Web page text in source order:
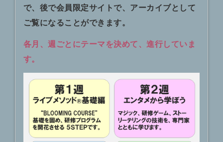
で、後で会員限定サイトで、アーカイブとして
ご覧になることができます。
各月、週ごとにテーマを決めて、進行していま
す。